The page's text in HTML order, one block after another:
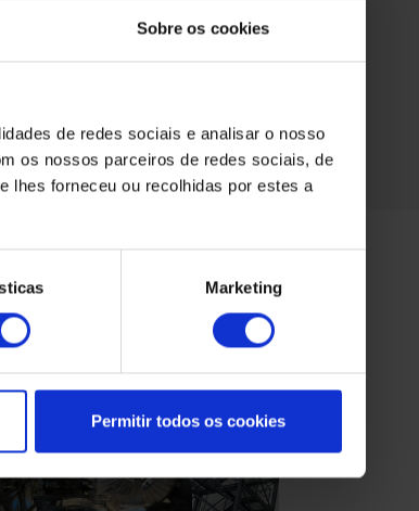
Sobre os cookies
de redes sociais e analisar o nosso
os nossos parceiros de redes sociais, de
lhes forneceu ou recolhidas por estes a
Marketing
Permitir todos os cookies